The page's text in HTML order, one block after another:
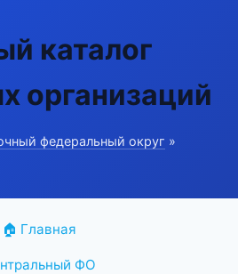
каталог
организаций
федеральный округ »
🏠 Главная
ФО